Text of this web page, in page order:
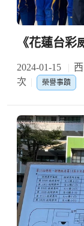
《花蓮台彩
2024-01-15
次
榮譽事蹟